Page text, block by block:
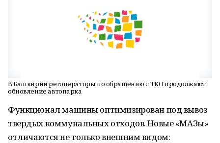
В Башкирии регоператоры по обращению с ТКО продолжают
обновление автопарка
Функционал машины оптимизирован под вывоз
твердых коммунальных отходов. Новые «МАЗы»
отличаются не только внешним видом: